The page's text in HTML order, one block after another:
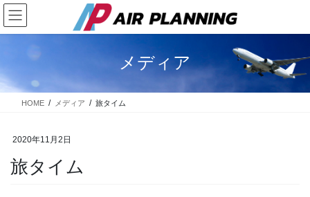
コ
ン
テ
に
移
ナ
ビ
ゲ
ョ
ン
メディア
HOME メディア 旅タイム
2020年11月2日
旅タイム